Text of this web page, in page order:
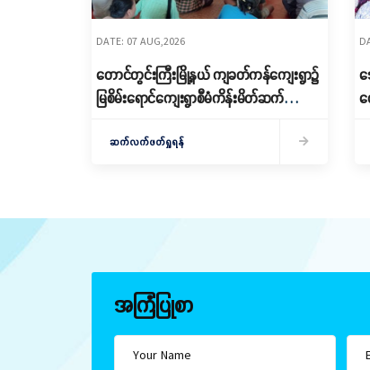
DATE: 07 AUG,2026
တောင်တွင်းကြီးမြို့နယ် ကျခတ်ကန်ကျေးရွာ၌
မြစိမ်းရောင်ကျေးရွာစီမံကိန်းမိတ်ဆက်
ပြုလုပ်
ဆက်လက်ဖတ်ရှုရန်
အကြံပြုစာ